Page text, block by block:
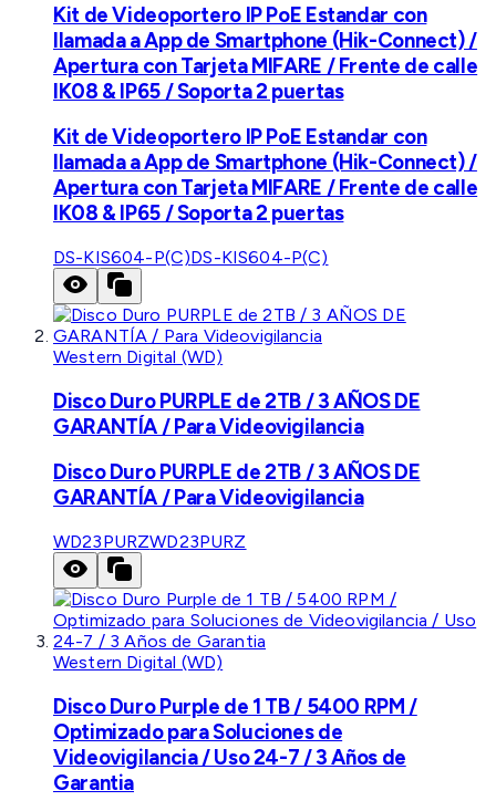
Kit de Videoportero IP PoE Estandar con
llamada a App de Smartphone (Hik-Connect) /
Apertura con Tarjeta MIFARE / Frente de calle
IK08 & IP65 / Soporta 2 puertas
Kit de Videoportero IP PoE Estandar con
llamada a App de Smartphone (Hik-Connect) /
Apertura con Tarjeta MIFARE / Frente de calle
IK08 & IP65 / Soporta 2 puertas
DS-KIS604-P(C)DS-KIS604-P(C)
Western Digital (WD)
Disco Duro PURPLE de 2TB / 3 AÑOS DE
GARANTÍA / Para Videovigilancia
Disco Duro PURPLE de 2TB / 3 AÑOS DE
GARANTÍA / Para Videovigilancia
WD23PURZWD23PURZ
Western Digital (WD)
Disco Duro Purple de 1 TB / 5400 RPM /
Optimizado para Soluciones de
Videovigilancia / Uso 24-7 / 3 Años de
Garantia